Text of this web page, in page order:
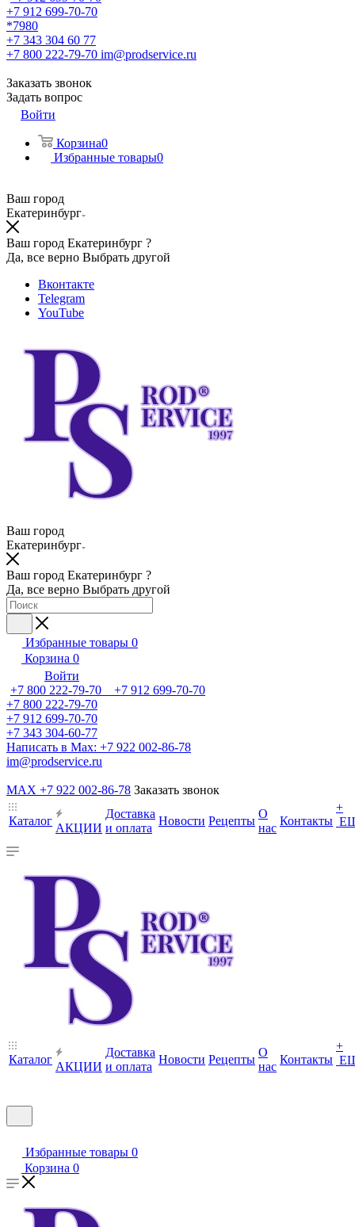
+7 912 699-70-70
*7980
+7 343 304 60 77
+7 800 222-79-70 im@prodservice.ru
Заказать звонок
Задать вопрос
Войти
Корзина0
Избранные товары0
Ваш город
Екатеринбург
Ваш город Екатеринбург ?
Да, все верно Выбрать другой
Вконтакте
Telegram
YouTube
Ваш город
Екатеринбург
Ваш город Екатеринбург ?
Да, все верно Выбрать другой
Избранные товары 0
Корзина 0
Войти
+7 800 222-79-70 +7 912 699-70-70
+7 800 222-79-70
+7 912 699-70-70
+7 343 304-60-77
Написать в Max: +7 922 002-86-78
im@prodservice.ru
MAX +7 922 002-86-78 Заказать звонок
Каталог
АКЦИИ
Доставка
и оплата
Новости Рецепты
О
нас
Контакты
+
Каталог
АКЦИИ
Доставка
и оплата
Новости Рецепты
О
нас
Контакты
+
Избранные товары 0
Корзина 0